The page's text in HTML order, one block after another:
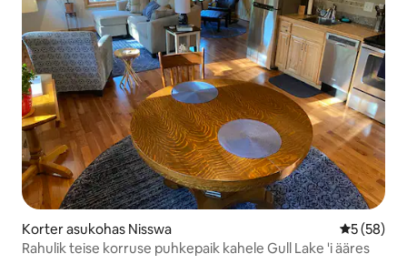
Korter asukohas Nisswa Keskmine
5 (58)
Rahulik teise korruse puhkepaik kahele Gull Lake 'i ääres